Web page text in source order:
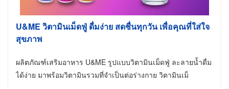
U&ME วิตามินเม็ดฟู่ ดื่มง่าย สดชื่นทุกวัน เพื่อคุณที่ใส่ใจ
สุขภาพ
ผลิตภัณฑ์เสริมอาหาร U&ME รูปแบบวิตามินเม็ดฟู่ ละลายน้ำดื่ม
ได้ง่าย มาพร้อมวิตามินรวมที่จำเป็นต่อร่างกาย วิตามินเม็